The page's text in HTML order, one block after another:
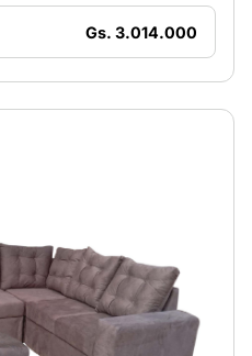
Gs. 3.014.000